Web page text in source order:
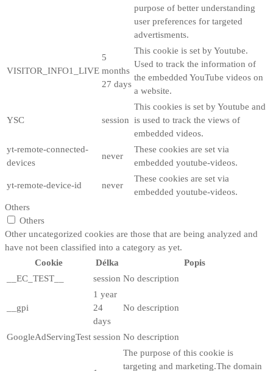
purpose of better understanding
user preferences for targeted
advertisments.
VISITOR_INFO1_LIVE
5
months
27 days
This cookie is set by Youtube.
Used to track the information of
the embedded YouTube videos on
a website.
YSC session
This cookies is set by Youtube and
is used to track the views of
embedded videos.
yt-remote-connected-
devices
never
These cookies are set via
embedded youtube-videos.
yt-remote-device-id never
These cookies are set via
embedded youtube-videos.
Others
Others
Other uncategorized cookies are those that are being analyzed and
have not been classified into a category as yet.
Cookie
Délka
Popis
__EC_TEST__
session No description
__gpi
1 year
24
days
No description
GoogleAdServingTest session No description
The purpose of this cookie is
targeting and marketing.The domain